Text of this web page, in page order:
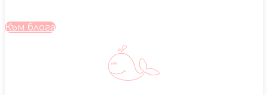
Към блога